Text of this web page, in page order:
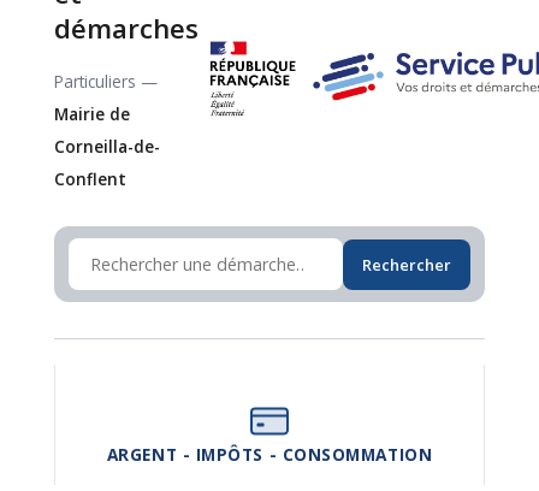
démarches
Particuliers —
Mairie de
Corneilla-de-
Conflent
Rechercher
ARGENT - IMPÔTS - CONSOMMATION